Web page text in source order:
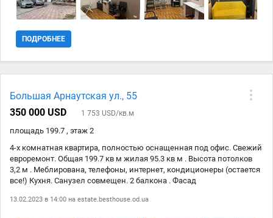
ПОДРОБНЕЕ
Большая Арнаутская ул., 55
350 000 USD
1 753 USD/кв.м
площадь 199.7 , этаж 2
4-х комнатная квартира, полностью оснащенная под офис. Свежий
евроремонт. Общая 199.7 кв м жилая 95.3 кв м . Высота потолков
3,2 м . Меблирована, телефоны, интернет, кондиционеры (остается
все!) Кухня. Санузел совмещен. 2 балкона . Фасад
Видеонаблюдение. Два своих входа с фасада и со двора. Есть
13.02.2023 в 14:00 на estate.besthouse.od.ua